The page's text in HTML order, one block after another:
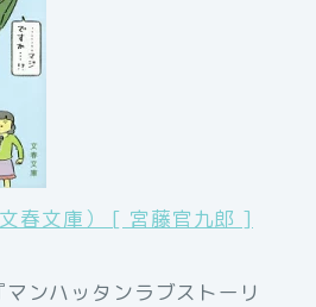
春文庫） [ 宮藤官九郎 ]
マンハッタンラブストーリ